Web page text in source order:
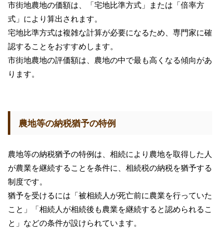
市街地農地の価額は、「宅地比準方式」または「倍率方
式」により算出されます。
宅地比準方式は複雑な計算が必要になるため、専門家に確
認することをおすすめします。
市街地農地の評価額は、農地の中で最も高くなる傾向があ
ります。
農地等の納税猶予の特例
農地等の納税猶予の特例は、相続により農地を取得した人
が農業を継続することを条件に、相続税の納税を猶予する
制度です。
猶予を受けるには「被相続人が死亡前に農業を行っていた
こと」「相続人が相続後も農業を継続すると認められるこ
と」などの条件が設けられています。